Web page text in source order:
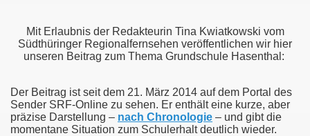
Mit Erlaubnis der Redakteurin Tina Kwiatkowski vom
Südthüringer Regionalfernsehen veröffentlichen wir hier
unseren Beitrag zum Thema Grundschule Hasenthal:
Der Beitrag ist seit dem 21. März 2014 auf dem Portal des
Sender SRF-Online zu sehen. Er enthält eine kurze, aber
präzise Darstellung – nach Chronologie – und gibt die
momentane Situation zum Schulerhalt deutlich wieder.